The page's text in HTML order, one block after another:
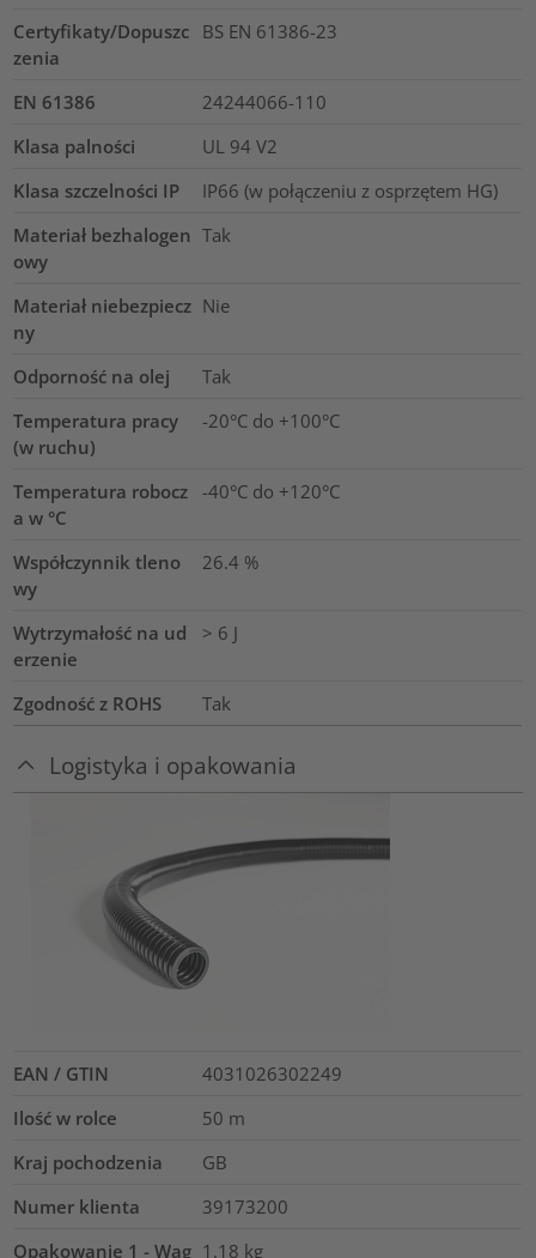
Certyfikaty/Dopuszc
zenia
BS EN 61386-23
EN 61386
24244066-110
Klasa palności
UL 94 V2
Klasa szczelności IP
IP66 (w połączeniu z osprzętem HG)
Materiał bezhalogen
owy
Tak
Materiał niebezpiecz
ny
Nie
Odporność na olej
Tak
Temperatura pracy
(w ruchu)
-20°C do +100°C
Temperatura robocz
a w °C
-40°C do +120°C
Współczynnik tleno
wy
26.4 %
Wytrzymałość na ud
erzenie
> 6 J
Zgodność z ROHS Tak
Logistyka i opakowania
EAN / GTIN
4031026302249
Ilość w rolce
50 m
Kraj pochodzenia
GB
Numer klienta
39173200
Opakowanie 1 - Wag 1.18 kg